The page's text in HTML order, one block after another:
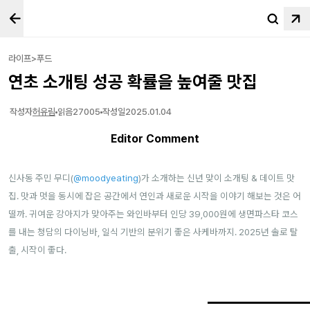
라이프>푸드
연초 소개팅 성공 확률을 높여줄 맛집
작성자허유림 읽음27005 작성일2025.01.04
Editor Comment
신사동 주민 무디(@moodyeating)가 소개하는 신년 맞이 소개팅 & 데이트 맛
집. 맛과 멋을 동시에 잡은 공간에서 연인과 새로운 시작을 이야기 해보는 것은 어
떨까. 귀여운 강아지가 맞아주는 와인바부터 인당 39,000원에 생면파스타 코스
를 내는 청담의 다이닝바, 일식 기반의 분위기 좋은 사케바까지. 2025년 솔로 탈
출, 시작이 좋다.